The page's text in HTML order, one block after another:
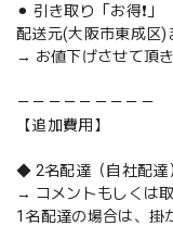
⚫︎ 引き取り「お得❗️」
配送元(大阪市東成区)
→ お値下げさせて頂
－－－－－－－－－
【追加費用】
◆ 2名配達（自社配達
→ コメントもしくは
1名配達の場合は、掛